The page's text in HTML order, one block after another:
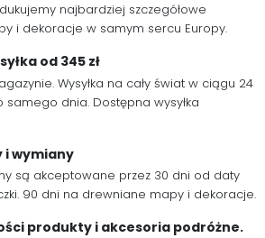
najbardziej szczegółowe
i dekoracje w samym sercu Europy.
od 345 zł
Wysyłka na cały świat w ciągu 24
dnia. Dostępna wysyłka
i wymiany
są akceptowane przez 30 dni od daty
90 dni na drewniane mapy i dekoracje.
produkty i akcesoria podróżne.